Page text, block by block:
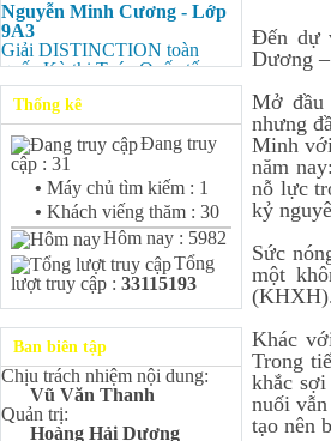
Nguyễn Minh Cương - Lớp
9A3
Giải DISTINCTION toàn
quốc Kỳ thi Toán Quốc tế
Kangaroo – IKMC 2020
Nguyễn Minh Cương - Lớp
9A3
Giải Ba kỳ thi chọn HSG cấp
tỉnh môn Toán.
Bùi Quang Minh - Lớp 9A3
Giải DISTINCTION Toàn
quốc Kỳ thi Toán Quốc tế
Kangaroo – IKMC 2020
Bùi Quang Minh - Lớp 9A3
Giải Ba kỳ thi chọn HSG cấp
tỉnh môn Toán.
Đinh Anh Thư - Lớp 9A3
Giải Nhì kỳ thi chọn HSG cấp
tỉnh môn Sinh học.
Chu Quang Lượng - Lớp
Thống kê
Đang truy
cập : 31
• Máy chủ tìm kiếm : 1
• Khách viếng thăm : 30
Hôm nay : 5982
Tổng
lượt truy cập : 33115193
Ban biên tập
Chịu trách nhiệm nội dung:
Vũ Văn Thanh
Quản trị:
Hoàng Hải Dương
Đến dự
Dương
Mở đầu
nhưng
Minh
năm nay:
nỗ lực
kỷ
Sức
một
Khác
Trong
khắc
nuối
tạo nên